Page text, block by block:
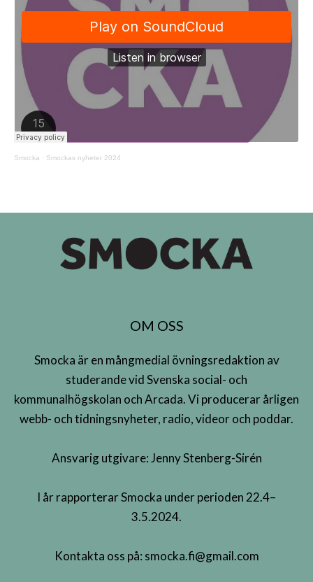
Smocka · Smockas nyheter 2024
OM OSS
Smocka är en mångmedial övningsredaktion av
studerande vid Svenska social- och
kommunalhögskolan och Arcada. Vi producerar årligen
webb- och tidningsnyheter, radio, videor och poddar.
Ansvarig utgivare: Jenny Stenberg-Sirén
I år rapporterar Smocka under perioden 22.4–
3.5.2024.
Kontakta oss på: smocka.fi@gmail.com